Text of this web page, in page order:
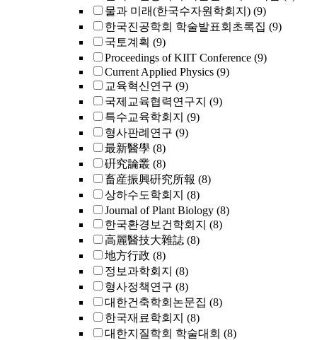
물과 미래(한국수자원학회지) (9)
한국진공학회 학술발표회초록집 (9)
국토계획 (9)
Proceedings of KIIT Conference (9)
Current Applied Physics (9)
교육혁신연구 (9)
국제교육협력연구지 (9)
특수교육학회지 (9)
형사판례연구 (9)
最新醫學 (8)
硏究論叢 (8)
畜産振興硏究所報 (8)
상하수도학회지 (8)
Journal of Plant Biology (8)
한국환경보건학회지 (8)
高麗醫技大雜誌 (8)
地方行政 (8)
정보과학회지 (8)
형사정책연구 (8)
대한건축학회논문집 (8)
한국재료학회지 (8)
대한지질학회 학술대회 (8)